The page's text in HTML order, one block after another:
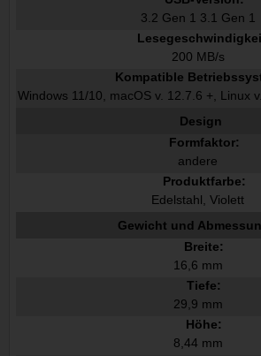
3.2 Gen 1 3.1 Gen 1
200 MB/s
Kompatible
Windows 11/10, macOS v. 12.7.6 +, Linux
Design
Formfaktor:
andere
Produktfarbe:
Edelstahl, Violett
Gewicht und
Breite:
16,6 mm
Tiefe:
29,9 mm
Höhe:
8,44 mm